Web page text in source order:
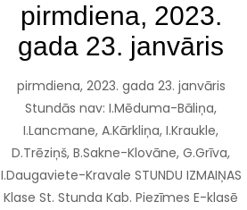
pirmdiena, 2023.
gada 23. janvāris
pirmdiena, 2023. gada 23. janvāris
Stundās nav: I.Mēduma-Bāliņa,
I.Lancmane, A.Kārkliņa, I.Kraukle,
D.Trēziņš, B.Sakne-Klovāne, G.Grīva,
I.Daugaviete-Kravale STUNDU IZMAIŅAS
Klase St. Stunda Kab. Piezīmes E-klasē